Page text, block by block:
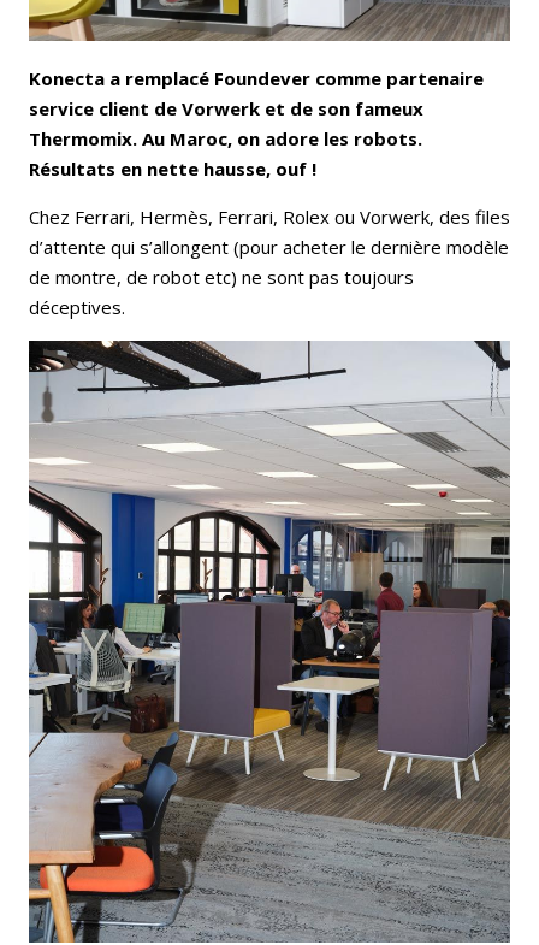
Konecta a remplacé Foundever comme partenaire
service client de Vorwerk et de son fameux
Thermomix. Au Maroc, on adore les robots.
Résultats en nette hausse, ouf !
Chez Ferrari, Hermès, Ferrari, Rolex ou Vorwerk, des files
d’attente qui s’allongent (pour acheter le dernière modèle
de montre, de robot etc) ne sont pas toujours
déceptives.